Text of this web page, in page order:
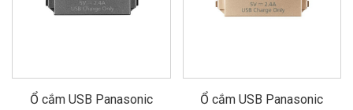
Ổ cắm USB Panasonic
Ổ cắm USB Panasonic